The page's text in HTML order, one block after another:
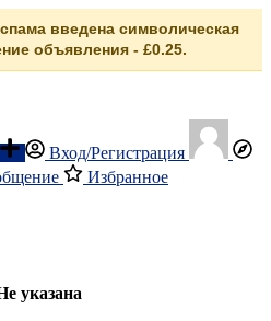
введена символическая
объявления - £0.25.
Вход/Регистрация
Избранное
указана